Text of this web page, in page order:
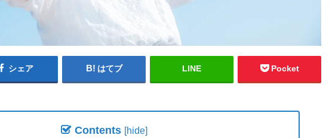
シェア はてブ LINE Pocket
Contents [hide]